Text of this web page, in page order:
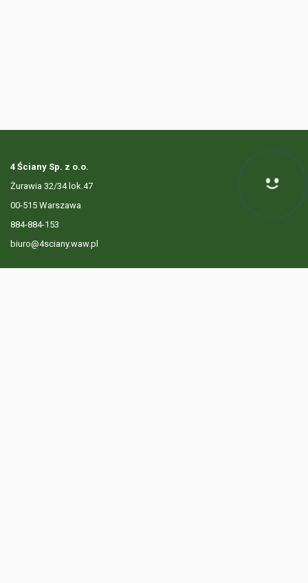
4 Ściany Sp. z o.o.
Żurawia 32/34 lok.47
00-515 Warszawa
884-884-153
biuro@4sciany.waw.pl